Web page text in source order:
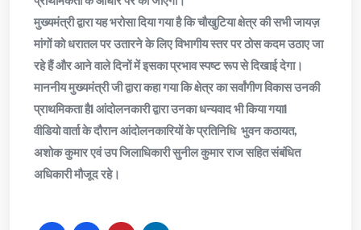
मुख्यमंत्री द्वारा यह भरोसा दिया गया है कि चौखुटिया क्षेत्र की सभी जायज़
मांगों को धरातल पर उतारने के लिए विभागीय स्तर पर ठोस कदम उठाए जा
रहे हैं और आने वाले दिनों में इसका प्रभाव स्पष्ट रूप से दिखाई देगा।
माननीय मुख्यमंत्री जी द्वारा कहा गया कि क्षेत्र का सर्वांगीण विकास उनकी
प्राथमिकता हैl आंदोलनकारी द्वारा उनका धन्यवाद भी किया गयाl
वीडियो वार्ता के दौरान आंदोलनकारियों के प्रतिनिधि भुवन कठायत,
अशोक कुमार एवं उप जिलाधिकारी सुनील कुमार राज सहित संबंधित
अधिकारी मौजूद रहे।